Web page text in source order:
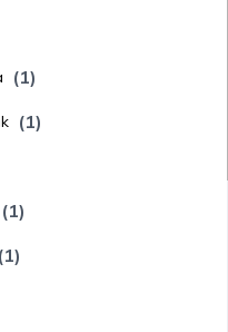
(1)
(1)
(1)
(1)